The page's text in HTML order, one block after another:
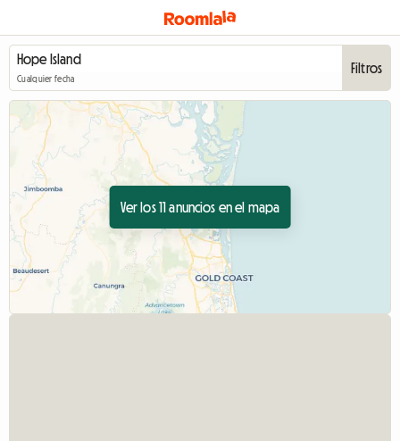
Cualquier fecha
Filtros
Ver los 11 anuncios en el mapa